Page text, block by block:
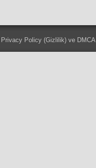
Privacy Policy (Gizlilik) ve DMCA